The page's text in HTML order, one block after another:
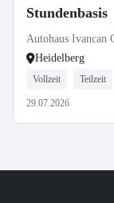
Stundenbasis
Autohaus Ivancan
Heidelberg
Vollzeit Teilzeit
29.07.2026